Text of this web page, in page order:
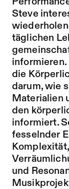
Steve
täglichen
die
darum, wie
Materialien
den
informiert.
fesselnder
und